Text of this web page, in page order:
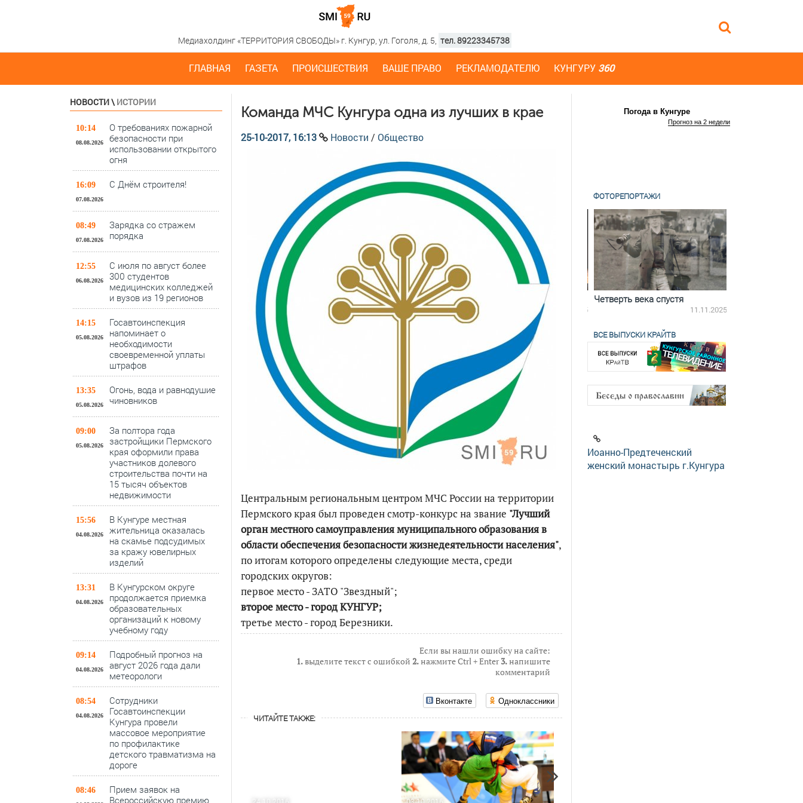
Медиахолдинг «ТЕРРИТОРИЯ СВОБОДЫ» г. Кунгур, ул. Гоголя, д. 5, тел. 89223345738
ГЛАВНАЯ ГАЗЕТА ПРОИСШЕСТВИЯ ВАШЕ ПРАВО РЕКЛАМОДАТЕЛЮ КУНГУРУ 360
НОВОСТИ\ ИСТОРИИ
10:14
08.08.2026
О требованиях пожарной
безопасности при
использовании открытого
огня
16:09
07.08.2026
С Днём строителя!
08:49
07.08.2026
Зарядка со стражем
порядка
12:55
06.08.2026
С июля по август более
300 студентов
медицинских колледжей
и вузов из 19 регионов
14:15
05.08.2026
Госавтоинспекция
напоминает о
необходимости
своевременной уплаты
штрафов
13:35
05.08.2026
Огонь, вода и равнодушие
чиновников
09:00
05.08.2026
За полтора года
застройщики Пермского
края оформили права
участников долевого
строительства почти на
15 тысяч объектов
недвижимости
15:56
04.08.2026
В Кунгуре местная
жительница оказалась
на скамье подсудимых
за кражу ювелирных
изделий
13:31
04.08.2026
В Кунгурском округе
продолжается приемка
образовательных
организаций к новому
учебному году
09:14
04.08.2026
Подробный прогноз на
август 2026 года дали
метеорологи
08:54
04.08.2026
Сотрудники
Госавтоинспекции
Кунгура провели
массовое мероприятие
по профилактике
детского травматизма на
дороге
08:46
Прием заявок на
Всероссийскую премию
Команда МЧС Кунгура одна из лучших в крае
25-10-2017, 16:13 Новости / Общество
Центральным региональным центром МЧС России на территории
Пермского края был проведен смотр-конкурс на звание "Лучший
орган местного самоуправления муниципального образования в
области обеспечения безопасности жизнедеятельности населения",
по итогам которого определены следующие места, среди
городских округов:
первое место - ЗАТО "Звездный";
второе место - город КУНГУР;
третье место - город Березники.
Если вы нашли ошибку на сайте:
1.выделите текст с ошибкой 2.нажмите Ctrl + Enter3.напишите
комментарий
Вконтакте Одноклассники
ЧИТАЙТЕ ТАКЖЕ:
24.10.2016 03.10.2016
Погода в Кунгуре
Прогноз на 2 недели
ФОТОРЕПОРТАЖИ
По итогам первой пятилетки Четверть века спустя
11.11.2025
ВСЕ ВЫПУСКИ КРАЙТВ
Иоанно-Предтеченский
женский монастырь г.Кунгура